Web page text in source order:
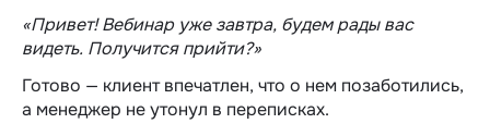
«Привет! Вебинар уже завтра, будем рады вас
видеть. Получится прийти?»
Готово — клиент впечатлен, что о нем позаботились,
а менеджер не утонул в переписках.